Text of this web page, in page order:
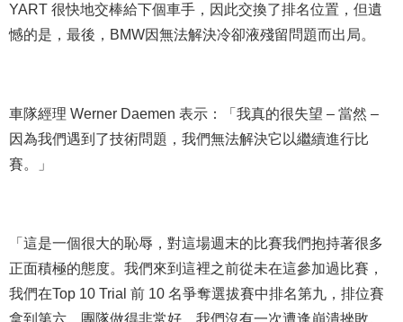
YART 很快地交棒給下個車手，因此交換了排名位置，但遺
憾的是，最後，BMW因無法解決冷卻液殘留問題而出局。
車隊經理 Werner Daemen 表示：「我真的很失望 – 當然 –
因為我們遇到了技術問題，我們無法解決它以繼續進行比
賽。」
「這是一個很大的恥辱，對這場週末的比賽我們抱持著很多
正面積極的態度。我們來到這裡之前從未在這參加過比賽，
我們在Top 10 Trial 前 10 名爭奪選拔賽中排名第九，排位賽
拿到第六。團隊做得非常好。我們沒有一次遭逢崩潰挫敗。